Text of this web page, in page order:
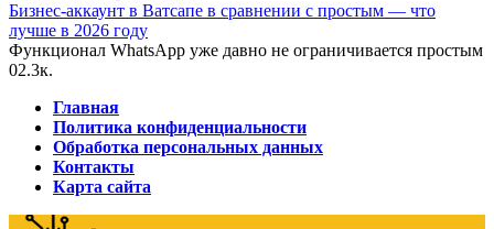
Бизнес-аккаунт в Ватсапе в сравнении с простым — что
лучше в 2026 году
Функционал WhatsApp уже давно не ограничивается простым
02.3к.
Главная
Политика конфиденциальности
Обработка персональных данных
Контакты
Карта сайта